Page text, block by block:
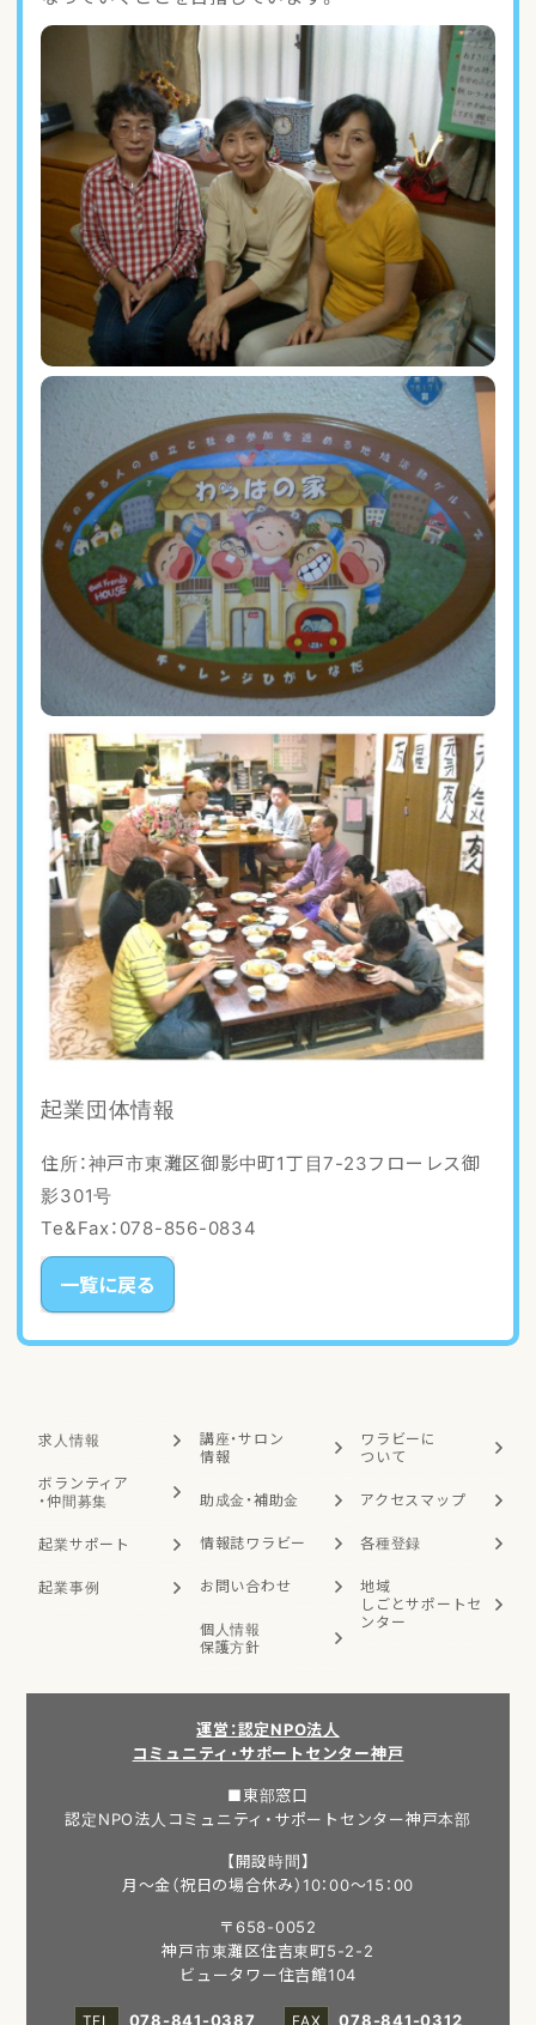
起業団体情報
住所：神戸市東灘区御影中町1丁目7-23フローレス御
影301号
Te&Fax：078-856-0834
一覧に戻る
求人情報
ボランティア
・仲間募集
起業サポート
起業事例
講座・サロン
情報
助成金・補助金
情報誌ワラビー
お問い合わせ
個人情報
保護方針
ワラビーに
ついて
アクセスマップ
各種登録
地域
しごとサポートセ
ンター
運営：認定NPO法人
コミュニティ・サポートセンター神戸
■東部窓口
認定NPO法人コミュニティ・サポートセンター神戸本部
【開設時間】
月～金（祝日の場合休み）10：00～15：00
〒658-0052
神戸市東灘区住吉東町5-2-2
ビュータワー住吉館104
078-841-0387
078-841-0312